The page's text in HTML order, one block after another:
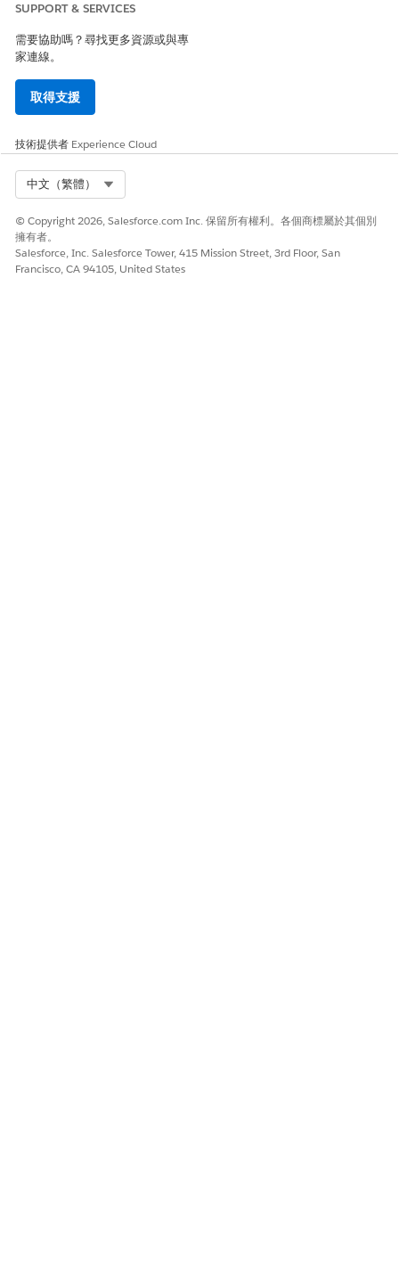
若要確認在繼續之前,您的筆記型電腦序號是 SN-98234-LT,
且您是否已連線至公司網路?
Amanda:是,這是序號,而我使用的是辦公室 Wi-Fi。
AI 工作人員:您的筆記型電腦 SN-98234-LT 已註冊至 MDM
平台。現在會套用安全性原則,包括磁碟加密和防毒軟體。此
流程需要約 10 分鐘。註冊完成後,您將收到確認通知。
此文章是否解決您的問題？
請讓我們知道，以便我們改進！
是 否
SUPPORT & SERVICES
需要協助嗎？尋找更多資源或與專
家連線。
取得支援
技術提供者 Experience Cloud
中文（繁體）
© Copyright 2026, Salesforce.com Inc. 保留所有權利。各個商標屬於其個別
擁有者。
Salesforce, Inc. Salesforce Tower, 415 Mission Street, 3rd Floor, San
Francisco, CA 94105, United States